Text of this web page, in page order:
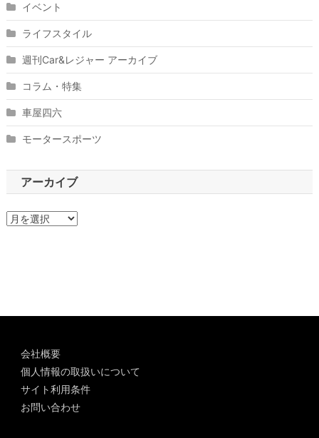
イベント
ライフスタイル
週刊Car&レジャー アーカイブ
コラム・特集
車屋四六
モータースポーツ
アーカイブ
ア
会社概要
個人情報の取扱いについて
サイト利用条件
お問い合わせ